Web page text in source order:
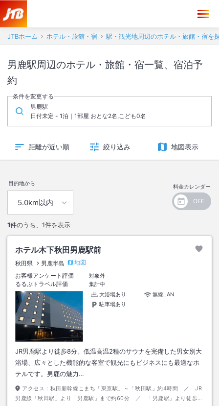
JTBホーム ホテル・旅館・宿 駅・観光地周辺のホテル・旅館・宿を
男鹿駅周辺のホテル・旅館・宿一覧、宿泊予
約
条件を変更する
男鹿駅
日付未定 - 1泊｜1部屋 おとな2名,こども0名
距離が近い順 絞り込み 地図表示
目的地から 料金カレンダー
1件のうち、 1件を表示
ホテル木下秋田男鹿駅前
秋田県 男鹿半島
地図
お客様アンケート評価
対象外
るるぶトラベル評価
集計中
大浴場あり
無線LAN
駐車場あり
JR男鹿駅より徒歩8分。低温高温2種のサウナを完備した男女別大
浴場、広々とした機能的な客室で観光にもビジネスにも最適なホ
テルです。男鹿の魅力…
アクセス： 秋田新幹線こまち「東京駅」～「秋田駅」約4時間 ／ JR
男鹿線「秋田駅」より「男鹿駅」まで約60分 ／ 「男鹿駅」より徒歩8